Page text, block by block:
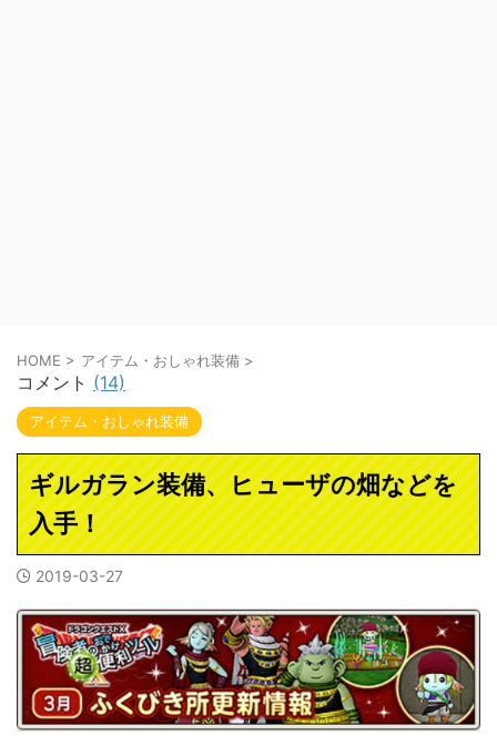
HOME > アイテム・おしゃれ装備 >
コメント (14)
アイテム・おしゃれ装備
ギルガラン装備、ヒューザの畑などを
入手！
2019-03-27